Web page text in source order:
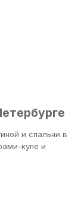
и спальни в
купе и